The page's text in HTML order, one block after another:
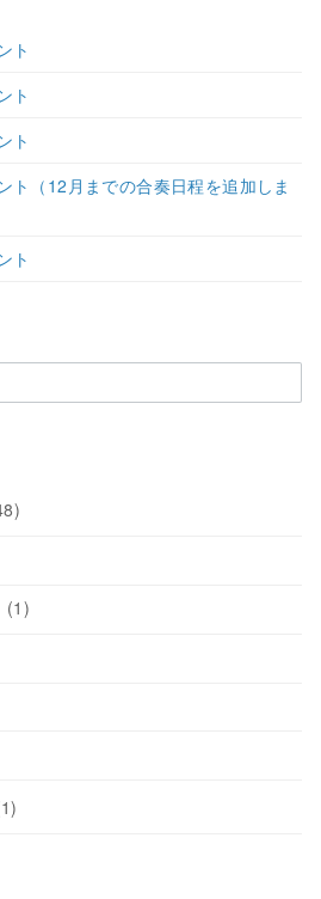
ト
ト
ト
ト（12月までの合奏日程を追加しま
ト
(1)